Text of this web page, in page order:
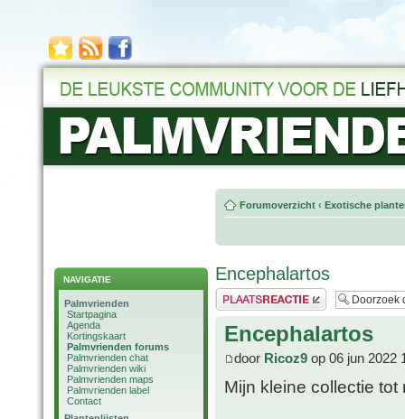
NAVIGATIE
Palmvrienden
Startpagina
Agenda
Kortingskaart
Palmvrienden forums
Palmvrienden chat
Palmvrienden wiki
Palmvrienden maps
Palmvrienden label
Contact
Forumoverzicht ‹ Exotische
Encephalartos
Plaats een reactie
Encephalartos
door Ricoz9 op 06 jun 2022
Mijn kleine collectie tot